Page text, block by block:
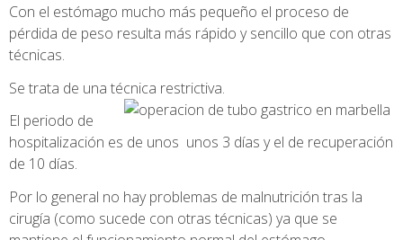
Con el estómago mucho más pequeño el proceso de
pérdida de peso resulta más rápido y sencillo que con otras
técnicas.
Se trata de una técnica restrictiva.
El periodo de
hospitalización es de unos unos 3 días y el de recuperación
de 10 días.
Por lo general no hay problemas de malnutrición tras la
cirugía (como sucede con otras técnicas) ya que se